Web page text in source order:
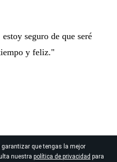
que tengas la mejor
nuestra política de privacidad para
seguro de que seré
y feliz."
los derechos